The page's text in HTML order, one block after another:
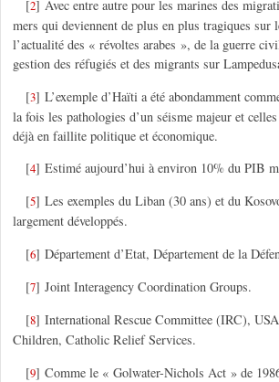
[2]Avec entre autre pour les marines des
mers qui deviennent de plus en plus tragiques sur
l’actualité des « révoltes arabes », de la guerre
gestion des réfugiés et des migrants sur
[3]L’exemple d’Haïti a été abondamment
la fois les pathologies d’un séisme majeur et
déjà en faillite politique et économique.
[4]Estimé aujourd’hui à environ 10% du PIB
[5]Les exemples du Liban (30 ans) et du
largement développés.
[6]Département d’Etat, Département de la
[7]Joint Interagency Coordination Groups.
[8]International Rescue Committee (IRC),
Children, Catholic Relief Services.
[9]Comme le « Golwater-Nichols Act » de